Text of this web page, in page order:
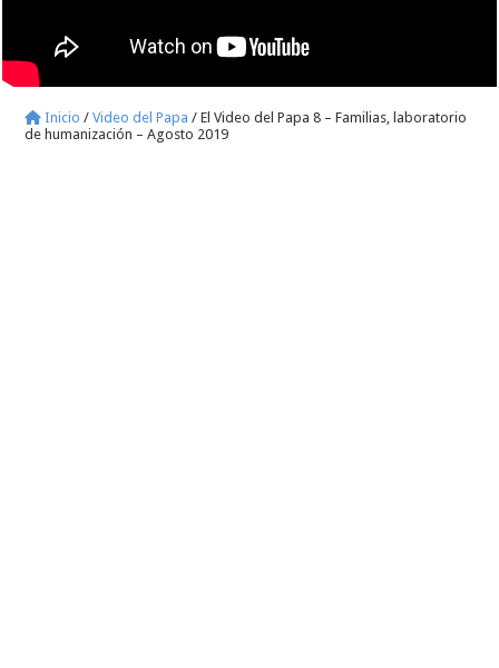
Inicio / Video del Papa / El Video del Papa 8 – Familias, laboratorio
de humanización – Agosto 2019